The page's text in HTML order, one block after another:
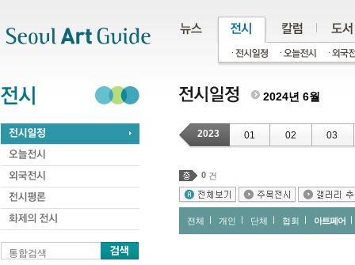
통합검색
2024년 6월
2023 01 02 03
0 건
전체 개인 단체 협회 아트페어